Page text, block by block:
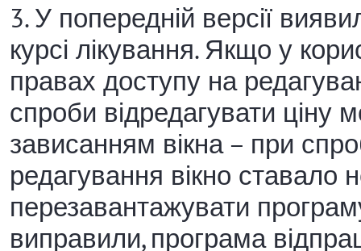
3. У попередній версії
курсі лікування. Якщо у
правах доступу на
спроби відредагувати ціну
зависанням вікна – при
редагування вікно ставало
перезавантажувати
виправили, програма